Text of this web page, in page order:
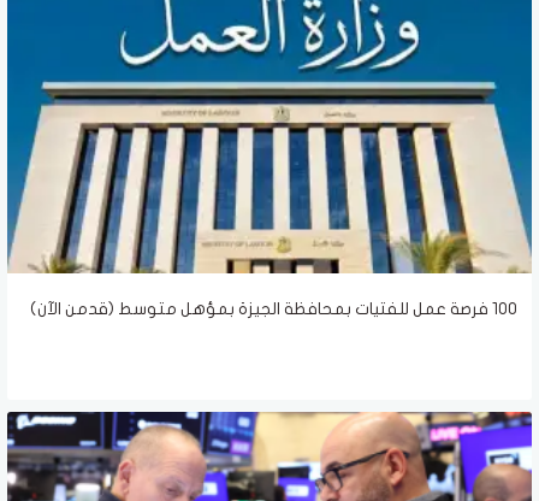
100 فرصة عمل للفتيات بمحافظة الجيزة بمؤهل متوسط (قدمن الآن)